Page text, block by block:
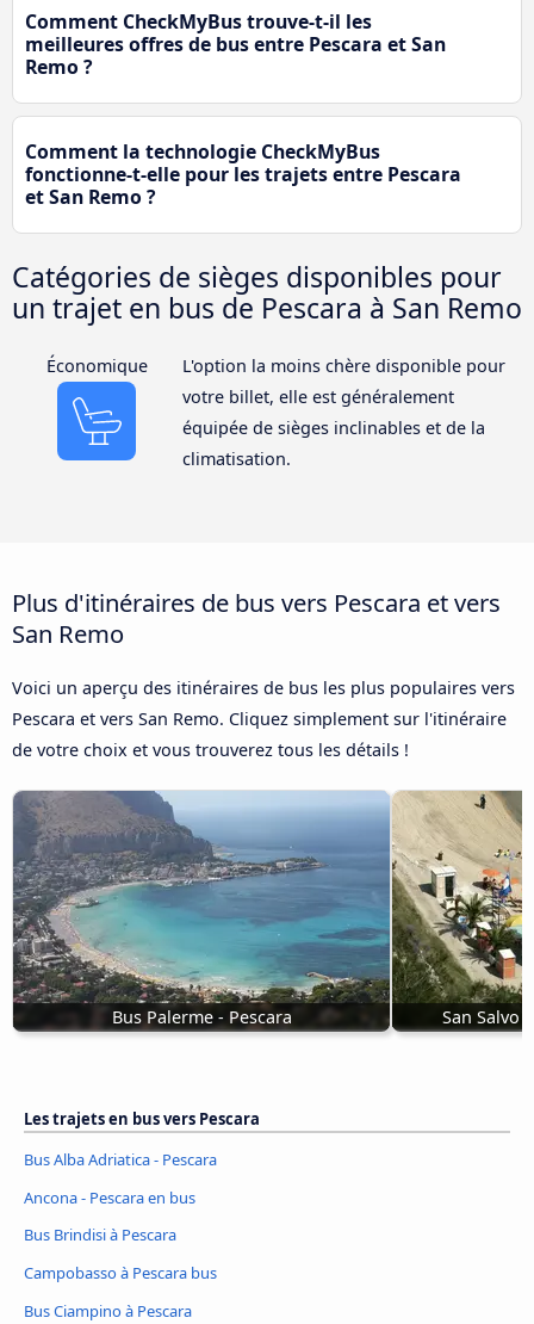
Comment CheckMyBus trouve-t-il les
meilleures offres de bus entre Pescara et San
Remo ?
Comment la technologie CheckMyBus
fonctionne-t-elle pour les trajets entre Pescara
et San Remo ?
Catégories de sièges disponibles pour
un trajet en bus de Pescara à San Remo
Économique
L'option la moins chère disponible pour
votre billet, elle est généralement
équipée de sièges inclinables et de la
climatisation.
Plus d'itinéraires de bus vers Pescara et vers
San Remo
Voici un aperçu des itinéraires de bus les plus populaires vers
Pescara et vers San Remo. Cliquez simplement sur l'itinéraire
de votre choix et vous trouverez tous les détails !
Bus Palerme - Pescara San Salvo
Les trajets en bus vers Pescara
Bus Alba Adriatica - Pescara
Ancona - Pescara en bus
Bus Brindisi à Pescara
Campobasso à Pescara bus
Bus Ciampino à Pescara